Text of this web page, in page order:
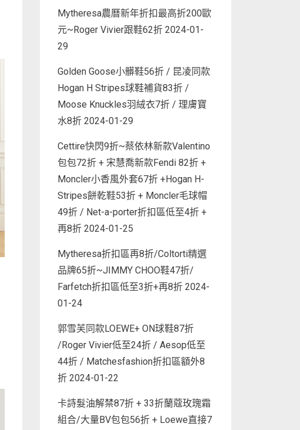
Mytheresa農曆新年折扣最高折200歐
元~Roger Vivier跟鞋62折 2024-01-
29
Golden Goose小髒鞋56折 / 昆凌同款
Hogan H Stripes球鞋補貨83折 /
Moose Knuckles羽絨衣7折 / 理膚寶
水8折 2024-01-29
Cettire快閃9折~蔡依林新款Valentino
包包72折 + 宋慧喬新款Fendi 82折 +
Moncler小香風外套67折 +Hogan H-
Stripes餅乾鞋53折 + Moncler毛球帽
49折 / Net-a-porter折扣區低至4折 +
再8折 2024-01-25
Mytheresa折扣區再8折/Coltorti精選
品牌65折~JIMMY CHOO鞋47折/
Farfetch折扣區低至3折+再8折 2024-
01-24
郭雪芙同款LOEWE+ ON球鞋87折
/Roger Vivier低至24折 / Aesop低至
44折 / Matchesfashion折扣區額外8
折 2024-01-22
卡詩髮油解禁87折 + 33折蘭蔻玫瑰霜
組合/大量BV包包56折 + Loewe直接7